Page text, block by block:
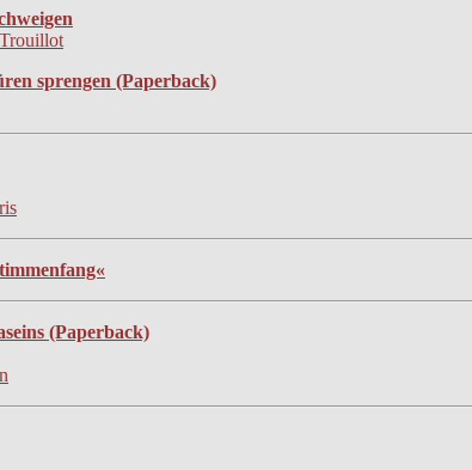
sprengen (Paperback)
(Paperback)